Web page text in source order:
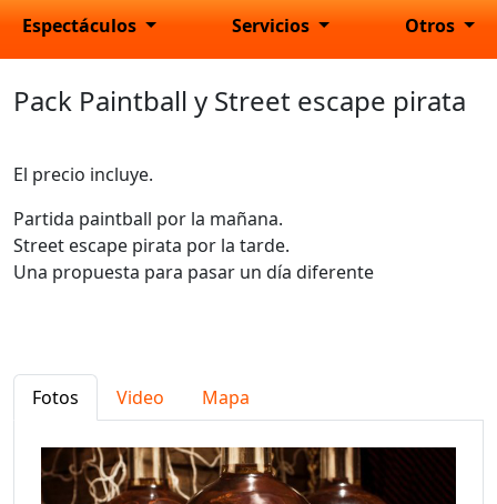
Espectáculos Servicios Otros
Pack Paintball y Street escape pirata
El precio incluye.
Partida paintball por la mañana.
Street escape pirata por la tarde.
Una propuesta para pasar un día diferente
Fotos Video Mapa